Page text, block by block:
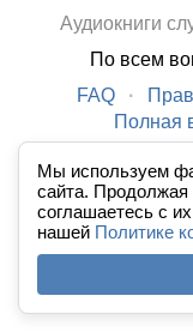
Мы используем
сайта. Продолжая
соглашаетесь с
нашей Политике
Аудиокниги
По всем
FAQ
·
Полная